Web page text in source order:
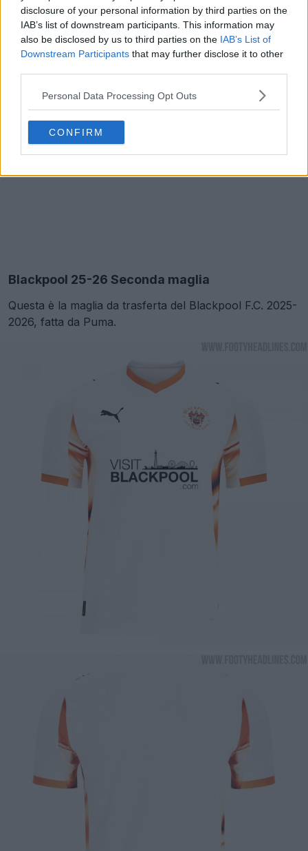
disclosure of your personal information by third parties on the
IAB’s list of downstream participants. This information may
also be disclosed by us to third parties on the IAB’s List of
Downstream Participants that may further disclose it to other
Personal Data Processing Opt Outs
CONFIRM
Blackpool 25-26 Seconda maglia
Questa è la maglia da trasferta del Blackpool F.C. 2025-
2026, fatta da Puma.